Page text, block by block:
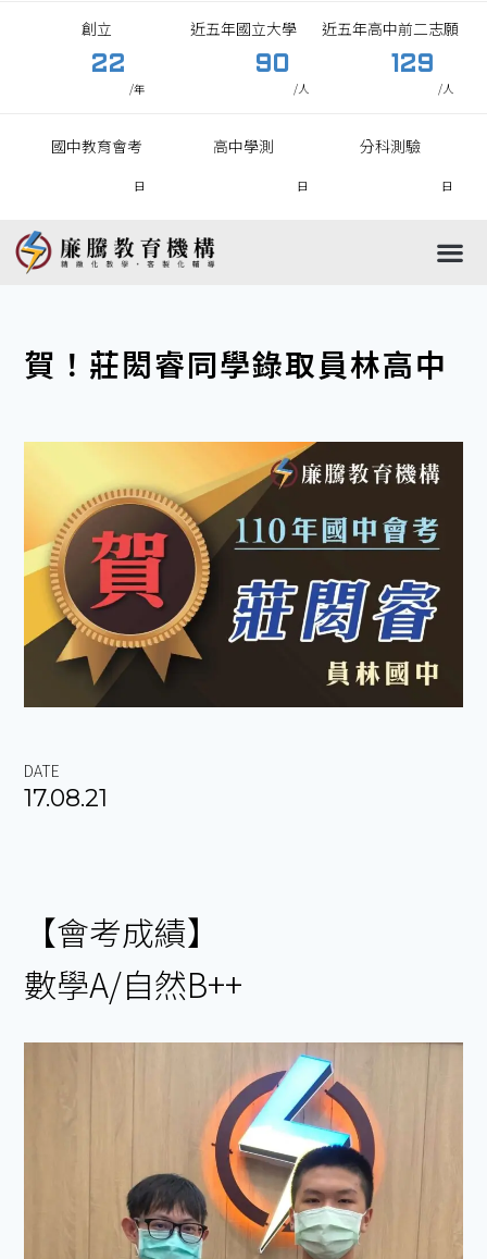
創立
22
/年
近五年國立大學
90
/人
近五年高中前二志願
129
/人
國中教育會考
日
高中學測
日
分科測驗
日
賀！莊閎睿同學錄取員林高中
DATE
17.08.21
【會考成績】
數學A/自然B++